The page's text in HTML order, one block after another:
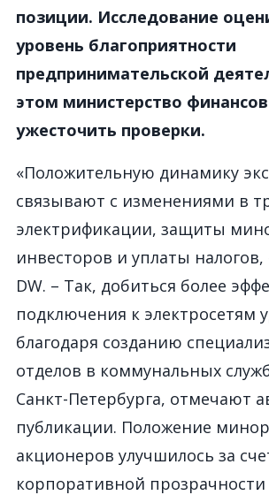
позиции. Исследование
уровень благоприятности
предпринимательской
этом министерство
ужесточить проверки.
«Положительную динамику
связывают с изменениями в
электрификации, защиты
инвесторов и уплаты налогов,
DW. – Так, добиться более
подключения к электросетям
благодаря созданию
отделов в коммунальных
Санкт-Петербурга, отмечают
публикации. Положение
акционеров улучшилось за
корпоративной прозрачности